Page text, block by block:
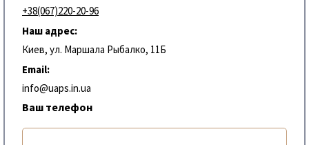
+38(067)220-20-96
Наш адрес:
Киев, ул. Маршала Рыбалко, 11Б
Email:
info@uaps.in.ua
Ваш телефон